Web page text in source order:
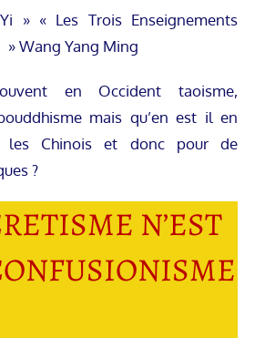
» « Les Trois Enseignements
» Wang Yang Ming
en Occident taoisme,
mais qu’en est il en
les Chinois et donc pour de
?
N’EST